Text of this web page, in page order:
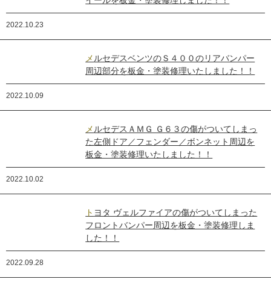
2022.10.23
メルセデスベンツのＳ４００のリアバンパー
周辺部分を板金・塗装修理いたしました！！
2022.10.09
メルセデスＡＭＧ Ｇ６３の傷がついてしまっ
た左側ドア／フェンダー／ボンネット周辺を
板金・塗装修理いたしました！！
2022.10.02
トヨタ ヴェルファイアの傷がついてしまった
フロントバンパー周辺を板金・塗装修理しま
した！！
2022.09.28